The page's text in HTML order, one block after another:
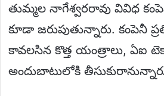
తుమ్మల నాగేశ్వరరావు వివిధ
కూడా జరుపుతున్నారు. కంపెనీ
కావలసిన కొత్త యంత్రాలు, ఏఐ
అందుబాటులోకి